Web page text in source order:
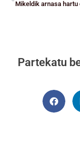
Partekatu